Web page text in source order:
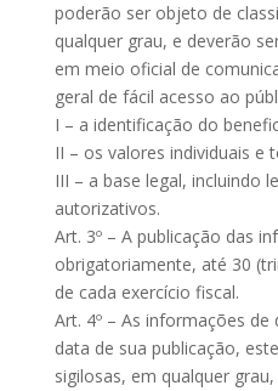
poderão ser objeto de
qualquer grau, e deverão
em meio oficial de
geral de fácil acesso ao
I – a identificação do
II – os valores individuais e
III – a base legal, incluindo
autorizativos.
Art. 3º – A publicação das
obrigatoriamente, até 30
de cada exercício fiscal.
Art. 4º – As informações
data de sua publicação,
sigilosas, em qualquer